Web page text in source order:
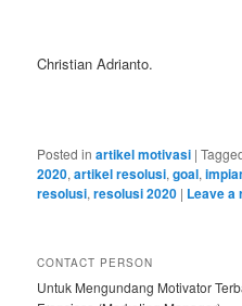
Christian Adrianto.
Posted in artikel motivasi |
2020,artikel resolusi,goal,
resolusi,resolusi 2020 | Leave a
CONTACT PERSON
Untuk Mengundang Motivator